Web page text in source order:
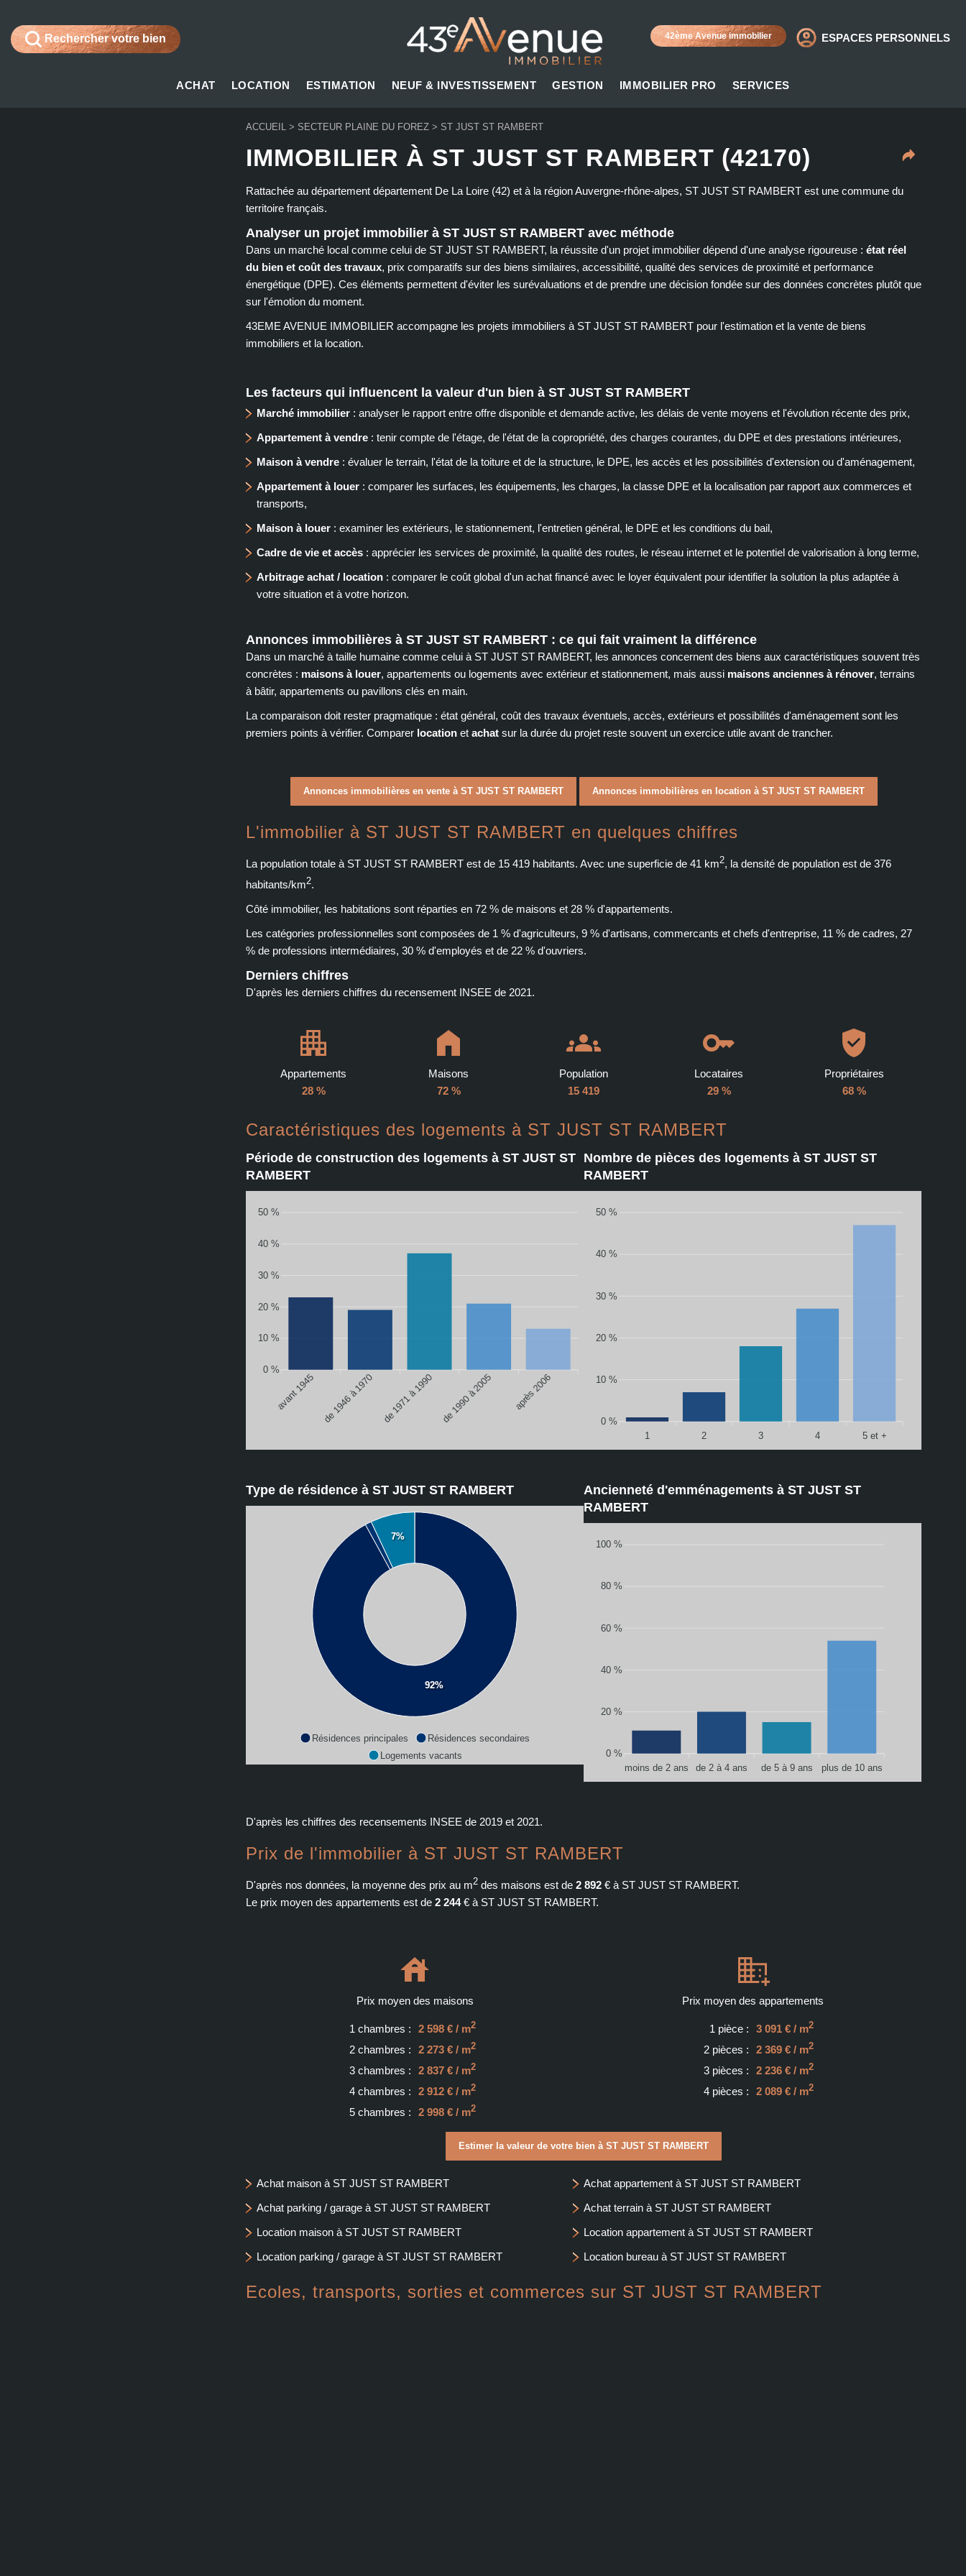
Rechercher votre bien 42ème Avenue immobilier ESPACES PERSONNELS
ACHAT LOCATION ESTIMATION NEUF & INVESTISSEMENT GESTION IMMOBILIER PRO SERVICES
ACCUEIL > SECTEUR PLAINE DU FOREZ > ST JUST ST RAMBERT
IMMOBILIER À ST JUST ST RAMBERT (42170)
Rattachée au département département De La Loire (42) et à la région Auvergne-rhône-alpes, ST JUST ST RAMBERT est une commune du
territoire français.
Analyser un projet immobilier à ST JUST ST RAMBERT avec méthode
Dans un marché local comme celui de ST JUST ST RAMBERT, la réussite d'un projet immobilier dépend d'une analyse rigoureuse : état réel
du bien et coût des travaux, prix comparatifs sur des biens similaires, accessibilité, qualité des services de proximité et performance
énergétique (DPE). Ces éléments permettent d'éviter les surévaluations et de prendre une décision fondée sur des données concrètes plutôt que
sur l'émotion du moment.
43EME AVENUE IMMOBILIER accompagne les projets immobiliers à ST JUST ST RAMBERT pour l'estimation et la vente de biens
immobiliers et la location.
Les facteurs qui influencent la valeur d'un bien à ST JUST ST RAMBERT
Marché immobilier : analyser le rapport entre offre disponible et demande active, les délais de vente moyens et l'évolution récente des prix,
Appartement à vendre : tenir compte de l'étage, de l'état de la copropriété, des charges courantes, du DPE et des prestations intérieures,
Maison à vendre : évaluer le terrain, l'état de la toiture et de la structure, le DPE, les accès et les possibilités d'extension ou d'aménagement,
Appartement à louer : comparer les surfaces, les équipements, les charges, la classe DPE et la localisation par rapport aux commerces et
transports,
Maison à louer : examiner les extérieurs, le stationnement, l'entretien général, le DPE et les conditions du bail,
Cadre de vie et accès : apprécier les services de proximité, la qualité des routes, le réseau internet et le potentiel de valorisation à long terme,
Arbitrage achat / location : comparer le coût global d'un achat financé avec le loyer équivalent pour identifier la solution la plus adaptée à
votre situation et à votre horizon.
Annonces immobilières à ST JUST ST RAMBERT : ce qui fait vraiment la différence
Dans un marché à taille humaine comme celui à ST JUST ST RAMBERT, les annonces concernent des biens aux caractéristiques souvent très
concrètes : maisons à louer, appartements ou logements avec extérieur et stationnement, mais aussi maisons anciennes à rénover, terrains
à bâtir, appartements ou pavillons clés en main.
La comparaison doit rester pragmatique : état général, coût des travaux éventuels, accès, extérieurs et possibilités d'aménagement sont les
premiers points à vérifier. Comparer location et achat sur la durée du projet reste souvent un exercice utile avant de trancher.
Annonces immobilières en vente à ST JUST ST RAMBERT Annonces immobilières en location à ST JUST ST RAMBERT
L'immobilier à ST JUST ST RAMBERT en quelques chiffres
La population totale à ST JUST ST RAMBERT est de 15 419 habitants. Avec une superficie de 41 km2, la densité de population est de 376
habitants/km2.
Côté immobilier, les habitations sont réparties en 72 % de maisons et 28 % d'appartements.
Les catégories professionnelles sont composées de 1 % d'agriculteurs, 9 % d'artisans, commercants et chefs d'entreprise, 11 % de cadres, 27
% de professions intermédiaires, 30 % d'employés et de 22 % d'ouvriers.
Derniers chiffres
D'après les derniers chiffres du recensement INSEE de 2021.
Appartements
28 %
Maisons
72 %
Population
15 419
Locataires
29 %
Propriétaires
68 %
Caractéristiques des logements à ST JUST ST RAMBERT
Période de construction des logements à ST JUST ST
RAMBERT
50 %
40 %
30 %
20 %
10 %
0 %
avant 1945 de 1946 à 1970 de 1971 à 1990 de 1990 à 2005 après 2006
Nombre de pièces des logements à ST JUST ST
RAMBERT
50 %
40 %
30 %
20 %
10 %
0 %
1
2 3 4 5 et +
Type de résidence à ST JUST ST RAMBERT
92%
7%
Résidences principales
Résidences secondaires
Logements vacants
Ancienneté d'emménagements à ST JUST ST
RAMBERT
100 %
80 %
60 %
40 %
20 %
0 %
moins de 2 ans
de 2 à 4 ans de 5 à 9 ans plus de 10 ans
D'après les chiffres des recensements INSEE de 2019 et 2021.
Prix de l'immobilier à ST JUST ST RAMBERT
D'après nos données, la moyenne des prix au m2 des maisons est de 2 892 € à ST JUST ST RAMBERT.
Le prix moyen des appartements est de 2 244€ à ST JUST ST RAMBERT.
Prix moyen des maisons
1 chambres : 2 598 € / m2
2 chambres : 2 273 € / m2
3 chambres : 2 837 € / m2
4 chambres : 2 912 € / m2
5 chambres : 2 998 € / m2
Prix moyen des appartements
1 pièce : 3 091 € / m2
2 pièces : 2 369 € / m2
3 pièces : 2 236 € / m2
4 pièces : 2 089 € / m2
Estimer la valeur de votre bien à ST JUST ST RAMBERT
Achat maison à ST JUST ST RAMBERT
Achat appartement à ST JUST ST RAMBERT
Achat parking / garage à ST JUST ST RAMBERT
Achat terrain à ST JUST ST RAMBERT
Location maison à ST JUST ST RAMBERT
Location appartement à ST JUST ST RAMBERT
Location parking / garage à ST JUST ST RAMBERT
Location bureau à ST JUST ST RAMBERT
Ecoles, transports, sorties et commerces sur ST JUST ST RAMBERT